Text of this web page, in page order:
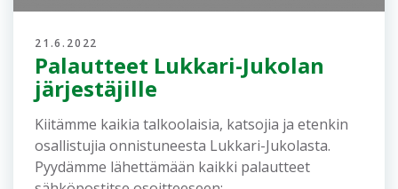
suunnistusaktiivin kokemana
Kuvateksti: Lukkari-Jukolan joukkue Ryhmä
Heinonen: Mari Väisänen, Jari Väisänen, Mikko
Heinonen, Iida-Maria Väisänen, Kari Heinonen,
Hanna Ruhanen ja Markku Heinonen....